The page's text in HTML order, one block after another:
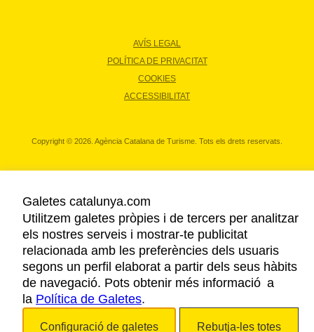
AVÍS LEGAL
POLÍTICA DE PRIVACITAT
COOKIES
ACCESSIBILITAT
Copyright © 2026. Agència Catalana de Turisme. Tots els drets reservats.
Galetes catalunya.com
Utilitzem galetes pròpies i de tercers per analitzar
els nostres serveis i mostrar-te publicitat
relacionada amb les preferències dels usuaris
segons un perfil elaborat a partir dels seus hàbits
de navegació. Pots obtenir més informació a
la Política de Galetes.
Configuració de galetes Rebutja-les totes